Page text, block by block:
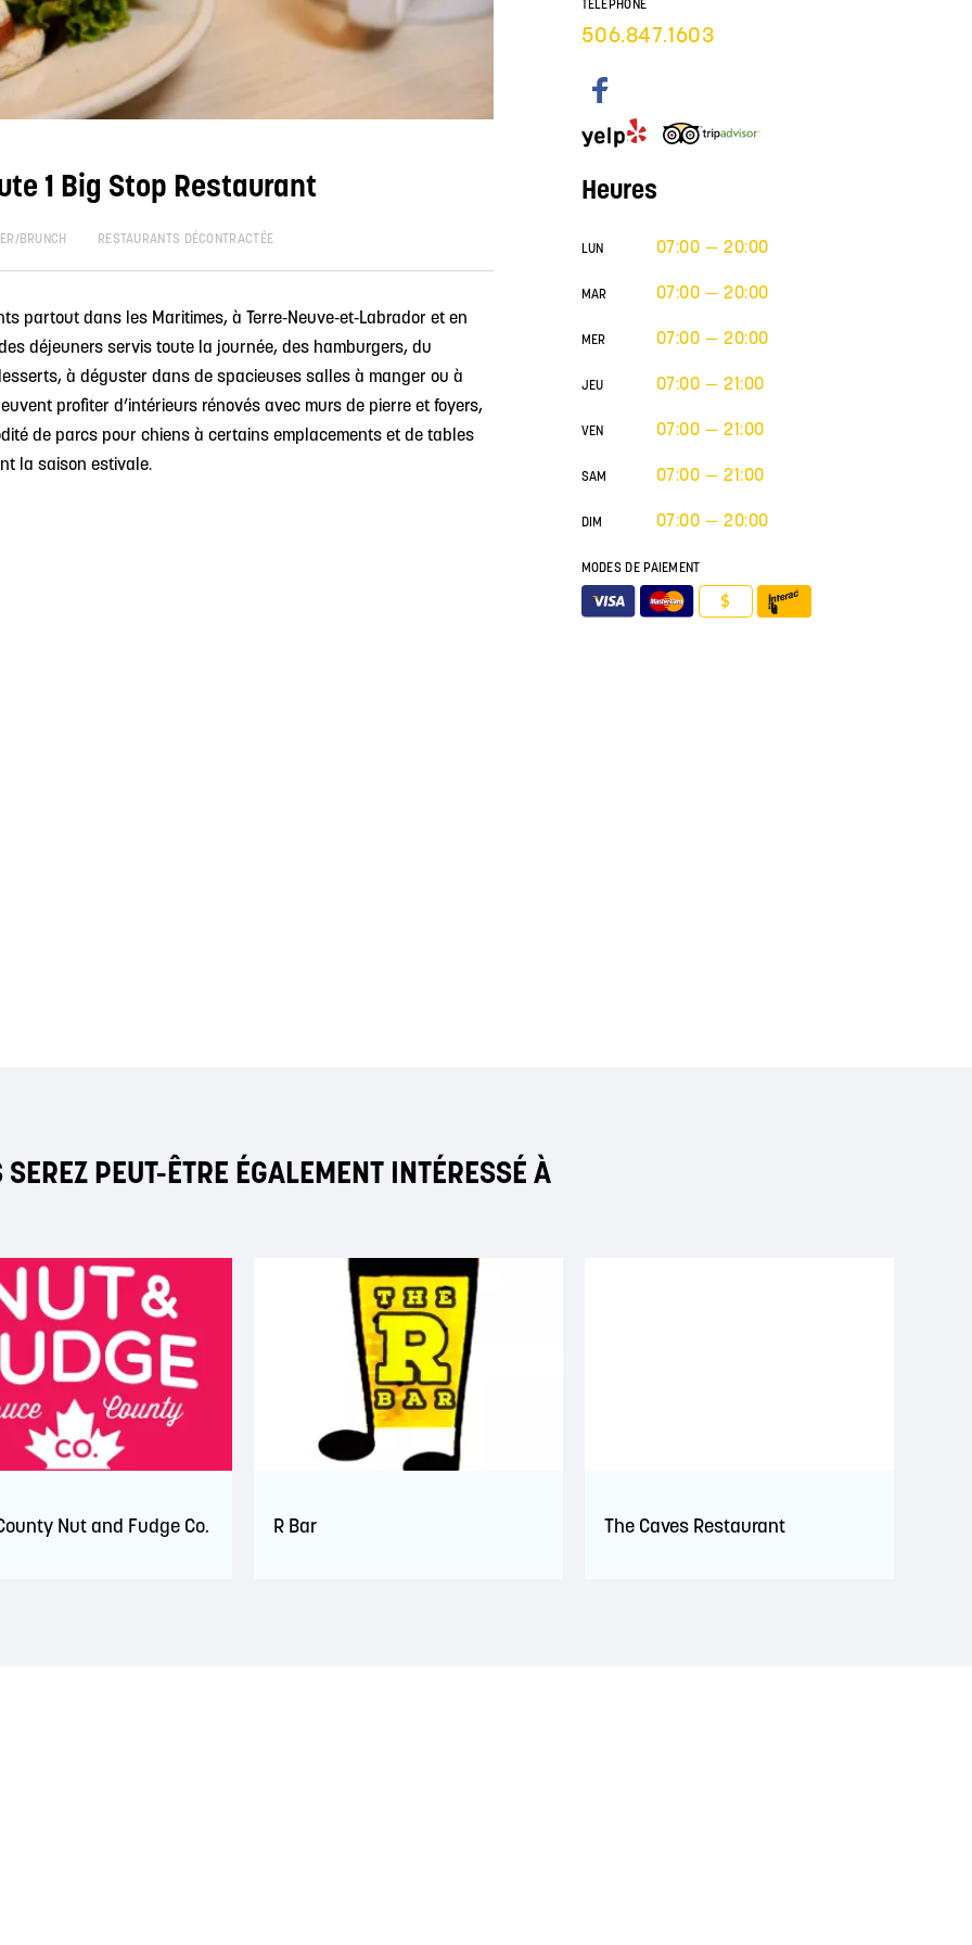
1 Big Stop Restaurant
BRUNCH RESTAURANTS DÉCONTRACTÉE
partout dans les Maritimes, à Terre‑Neuve‑et‑Labrador et en
déjeuners servis toute la journée, des hamburgers, du
à déguster dans de spacieuses salles à manger ou à
profiter d’intérieurs rénovés avec murs de pierre et foyers,
de parcs pour chiens à certains emplacements et de tables
la saison estivale.
TÉLÉPHONE
506.847.1603
Heures
LUN 07:00 — 20:00
MAR 07:00 — 20:00
MER 07:00 — 20:00
JEU 07:00 — 21:00
VEN 07:00 — 21:00
SAM 07:00 — 21:00
DIM 07:00 — 20:00
MODES DE PAIEMENT
$
SEREZ PEUT-ÊTRE ÉGALEMENT INTÉRESSÉ À
Nut and Fudge Co. R Bar The Caves Restaurant